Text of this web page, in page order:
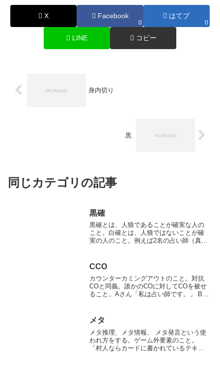
X Facebook
0
はてブ
0
LINE コピー
身内切り
黒
同じカテゴリの記事
黒確
黒確とは、人狼であることが確実な人の
こと。白確とは、人狼ではないことが確
実の人のこと。例えば2名の占い師（真ー
CCO
カウンターカミングアウトのこと。対抗
COと同義。誰かのCOに対してCOを被せ
ること。Aさん「私は占い師です。」 Bさ
で、CCOと言える。
メタ
メタ推理、メタ情報、 メタ発言という使
われ方をする。ゲーム外要素のこと。
「村人ならカードに書かれているテキス